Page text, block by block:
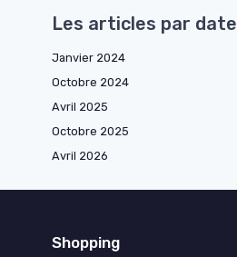
Les articles par date
Janvier 2024
Octobre 2024
Avril 2025
Octobre 2025
Avril 2026
Shopping